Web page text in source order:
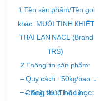
1.Tên sản phẩm/Tên gọi
khác: MUỐI TINH KHIẾT
THÁI LAN NACL (Brand
TRS)
2.Thông tin sản phẩm:
– Quy cách : 50kg/bao
– Xuất xứ: Thái Lan
– Công thức hóa học: